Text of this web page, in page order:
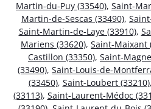
Martin-du-Puy (33540), Saint-
Martin-de-Sescas (33490),
Saint-Martin-de-Laye (33910),
Mariens (33620), Saint-Maixant
Castillon (33350), Saint-
(33490), Saint-Louis-de-
(33450), Saint-Loubert (33210),
(33113), Saint-Laurent-Médoc